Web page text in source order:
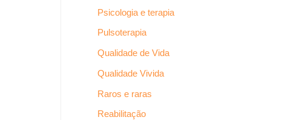
Psicologia e terapia
Pulsoterapia
Qualidade de Vida
Qualidade Vivida
Raros e raras
Reabilitação